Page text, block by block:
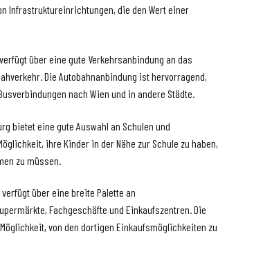
Infrastruktureinrichtungen, die den Wert einer
über eine gute Verkehrsanbindung an das
Die Autobahnanbindung ist hervorragend,
nach Wien und in andere Städte.
bietet eine gute Auswahl an Schulen und
ihre Kinder in der Nähe zur Schule zu haben,
zu müssen.
über eine breite Palette an
Fachgeschäfte und Einkaufszentren. Die
von den dortigen Einkaufsmöglichkeiten zu